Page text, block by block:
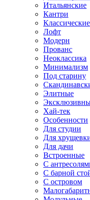
Итальянские
Кантри
Классические
Лофт
Модерн
Прованс
Неоклассика
Минимализм
Под старину
Элитные
Хай-тек
Особенности
Для студии
Для
Для дачи
Встроенные
С
С барной
С островом